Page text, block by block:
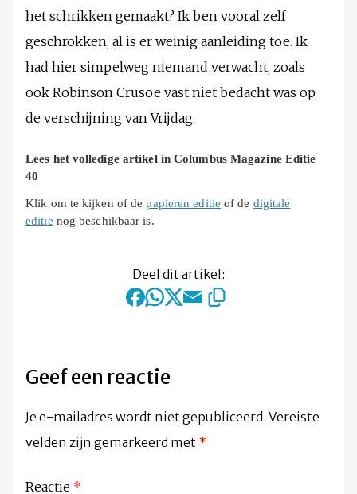
het schrikken gemaakt? Ik ben vooral zelf
geschrokken, al is er weinig aanleiding toe. Ik
had hier simpelweg niemand verwacht, zoals
ook Robinson Crusoe vast niet bedacht was op
de verschijning van Vrijdag.
Lees het volledige artikel in Columbus Magazine Editie
40
Klik om te kijken of depapieren editie of de digitale
editie nog beschikbaar is.
Deel dit artikel:
Geef een reactie
Je e-mailadres wordt niet gepubliceerd. Vereiste
velden zijn gemarkeerd met *
Reactie *